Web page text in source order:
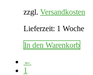
zzgl. Versandkosten
Lieferzeit: 1 Woche
In den Warenkorb
←
1